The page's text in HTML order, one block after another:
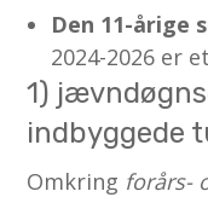
Den 11-årige
2024-2026 er
1)
indbyggede
Omkring forårs-